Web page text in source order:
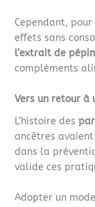
Cependant,
effets sans
l’extrait de
compléments
Vers un retour à
L’histoire des
ancêtres
dans la
valide ces
Adopter un